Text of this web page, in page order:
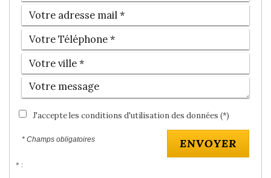
J'accepte les conditions d'utilisation des données (*)
* Champs obligatoires ENVOYER
* :